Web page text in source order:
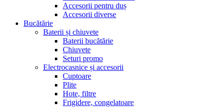
Accesorii pentru duș
Accesorii diverse
Bucătărie
Baterii și chiuvete
Baterii bucătărie
Chiuvete
Seturi promo
Electrocasnice și accesorii
Cuptoare
Plite
Hote, filtre
Frigidere, congelatoare